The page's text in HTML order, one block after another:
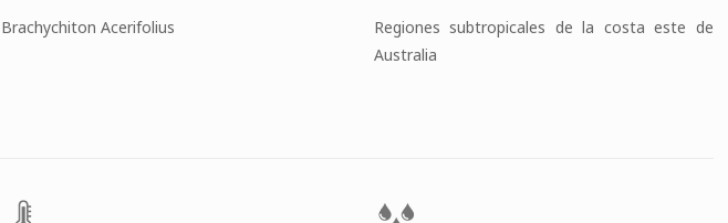
Brachychiton Acerifolius
Regiones subtropicales de la costa este de
Australia